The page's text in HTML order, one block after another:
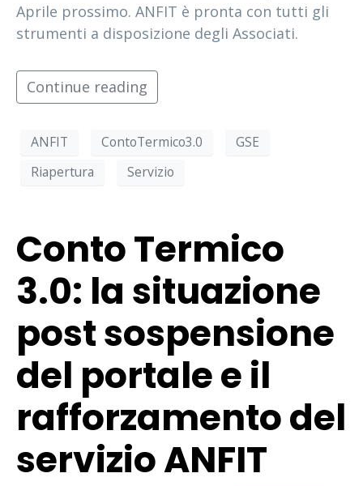
Aprile prossimo. ANFIT è pronta con tutti gli
strumenti a disposizione degli Associati.
Continue reading
ANFIT ContoTermico3.0
GSE
Riapertura
Servizio
Conto Termico
3.0: la situazione
post sospensione
del portale e il
rafforzamento del
servizio ANFIT